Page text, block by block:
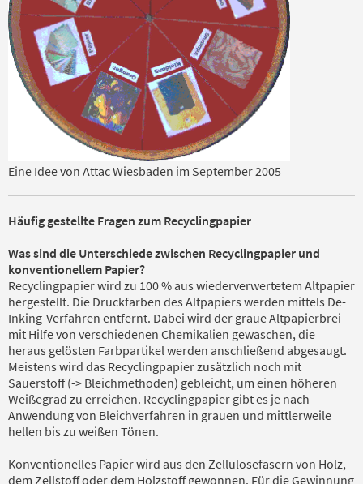
Eine Idee von Attac Wiesbaden im September 2005
Häufig gestellte Fragen zum Recyclingpapier
Was sind die Unterschiede zwischen Recyclingpapier und
konventionellem Papier?
Recyclingpapier wird zu 100 % aus wiederverwertetem Altpapier
hergestellt. Die Druckfarben des Altpapiers werden mittels De-
Inking-Verfahren entfernt. Dabei wird der graue Altpapierbrei
mit Hilfe von verschiedenen Chemikalien gewaschen, die
heraus gelösten Farbpartikel werden anschließend abgesaugt.
Meistens wird das Recyclingpapier zusätzlich noch mit
Sauerstoff (-> Bleichmethoden) gebleicht, um einen höheren
Weißegrad zu erreichen. Recyclingpapier gibt es je nach
Anwendung von Bleichverfahren in grauen und mittlerweile
hellen bis zu weißen Tönen.
Konventionelles Papier wird aus den Zellulosefasern von Holz,
dem Zellstoff oder dem Holzstoff gewonnen. Für die Gewinnung